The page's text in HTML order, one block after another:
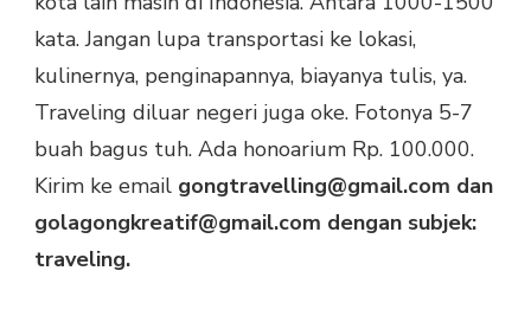
kata. Jangan lupa transportasi ke lokasi,
kulinernya, penginapannya, biayanya tulis, ya.
Traveling diluar negeri juga oke. Fotonya 5-7
buah bagus tuh. Ada honoarium Rp. 100.000.
Kirim ke email gongtravelling@gmail.com dan
golagongkreatif@gmail.com dengan subjek:
traveling.